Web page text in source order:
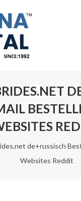
de+russisch
Websites Reddit